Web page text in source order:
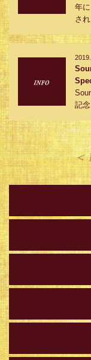
年
さ
記
＜